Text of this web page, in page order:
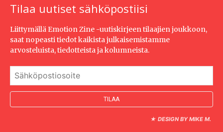
Tilaa uutiset sähköpostiisi
Liittymällä Emotion Zine -uutiskirjeen tilaajien joukkoon,
saat nopeasti tiedot kaikista julkaisemistamme
arvosteluista, tiedotteista ja kolumneista.
★ DESIGN BY MIKE M.